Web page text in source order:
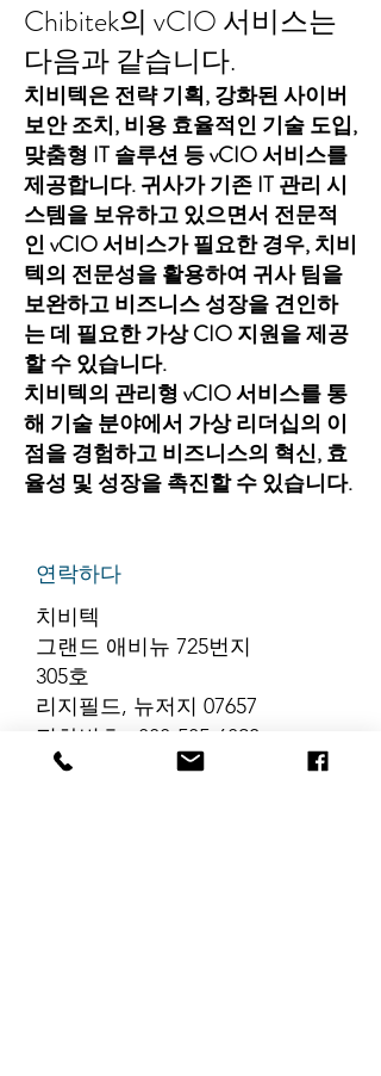
Chibitek의 vCIO 서비스는
다음과 같습니다.
치비텍은 전략 기획, 강화된 사이버
보안 조치, 비용 효율적인 기술 도입,
맞춤형 IT 솔루션 등 vCIO 서비스를
제공합니다. 귀사가 기존 IT 관리 시
스템을 보유하고 있으면서 전문적
인 vCIO 서비스가 필요한 경우, 치비
텍의 전문성을 활용하여 귀사 팀을
보완하고 비즈니스 성장을 견인하
는 데 필요한 가상 CIO 지원을 제공
할 수 있습니다.
치비텍의 관리형 vCIO 서비스를 통
해 기술 분야에서 가상 리더십의 이
점을 경험하고 비즈니스의 혁신, 효
율성 및 성장을 촉진할 수 있습니다.
연락하다
치비텍
그랜드 애비뉴 725번지
305호
리지필드, 뉴저지 07657
전화번호 888-585-6823
이메일 hello@chibitek.com